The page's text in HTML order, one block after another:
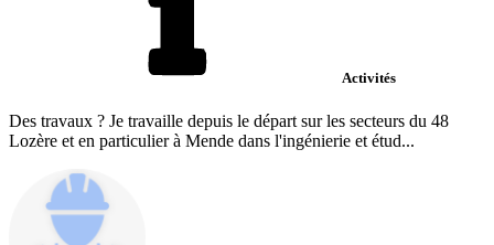
Activités
Des travaux ? Je travaille depuis le départ sur les secteurs du 48
Lozère et en particulier à Mende dans l'ingénierie et étud...